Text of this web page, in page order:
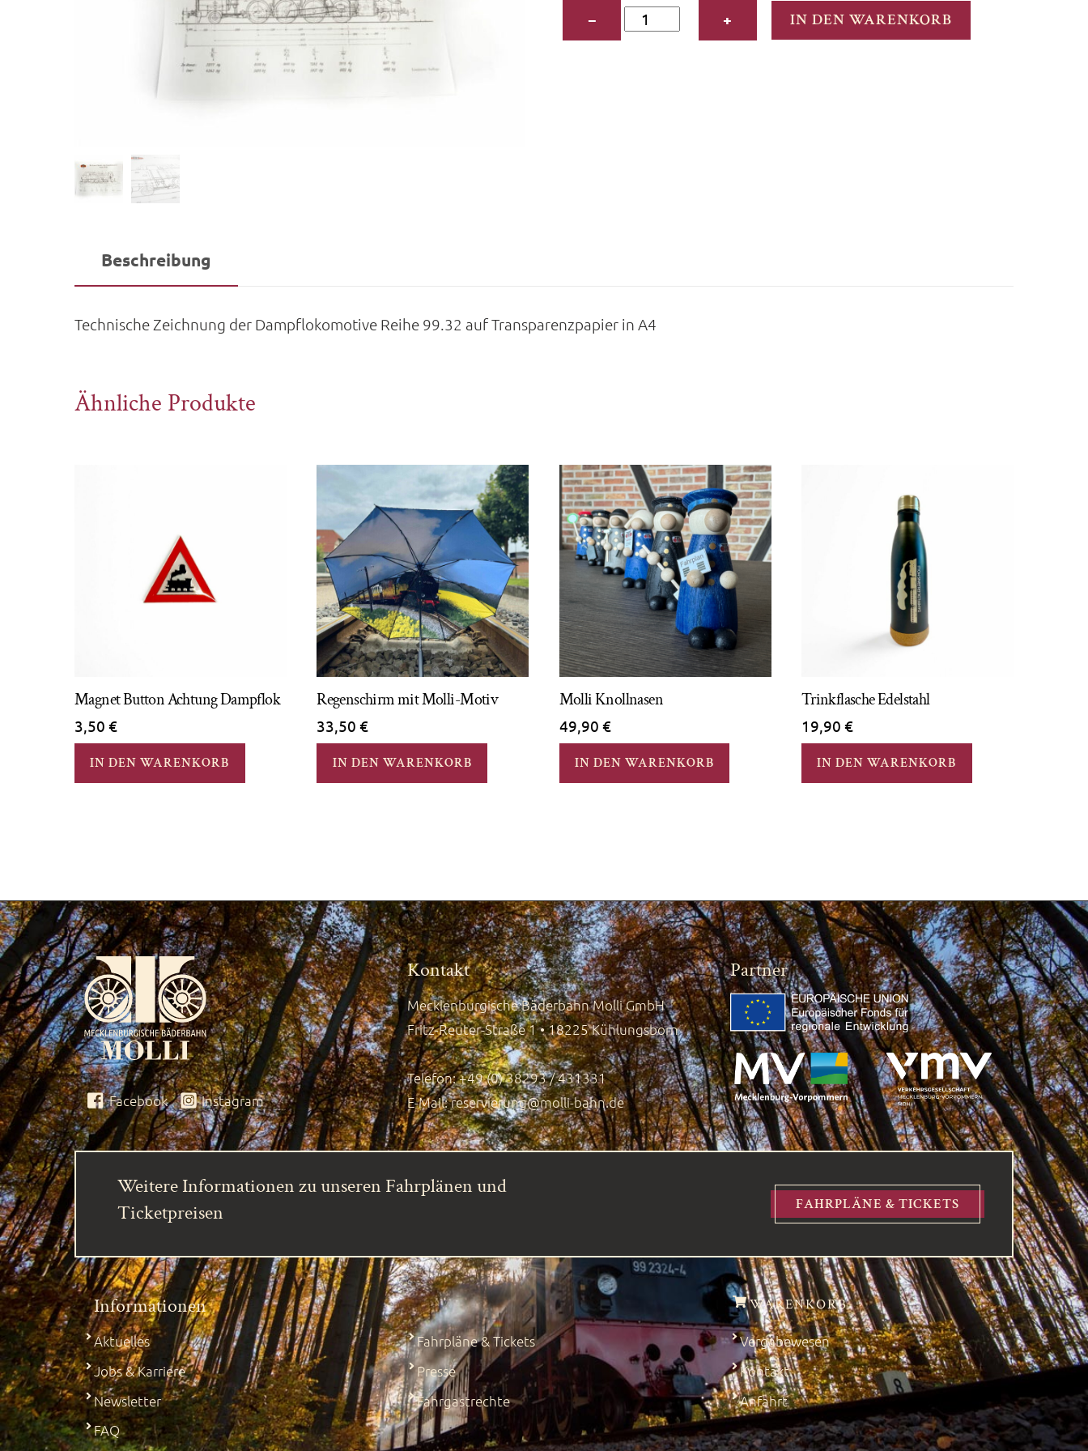
−
Zeichnung
der
+ IN DEN WARENKORB
Beschreibung
Technische Zeichnung der Dampflokomotive Reihe 99.32 auf Transparenzpapier in A4
Ähnliche Produkte
Magnet Button Achtung Dampflok
3,50 €
IN DEN WARENKORB
Regenschirm mit Molli-Motiv
33,50€
IN DEN WARENKORB
Molli Knollnasen
49,90 €
IN DEN WARENKORB
Trinkflasche Edelstahl
19,90 €
IN DEN WARENKORB
Facebook Instagram
Kontakt
Mecklenburgische Bäderbahn Molli GmbH
Fritz-Reuter-Straße 1 • 18225 Kühlungsborn
Telefon: +49 (0) 38293 / 431331
E-Mail:reservierung@molli-bahn.de
Partner
Weitere Informationen zu unseren Fahrplänen und
Ticketpreisen
FAHRPLÄNE & TICKETS
Informationen WARENKORB
Aktuelles
Jobs & Karriere
Newsletter
FAQ
Fahrpläne & Tickets
Presse
Fahrgastrechte
Vergabewesen
Kontakt
Anfahrt